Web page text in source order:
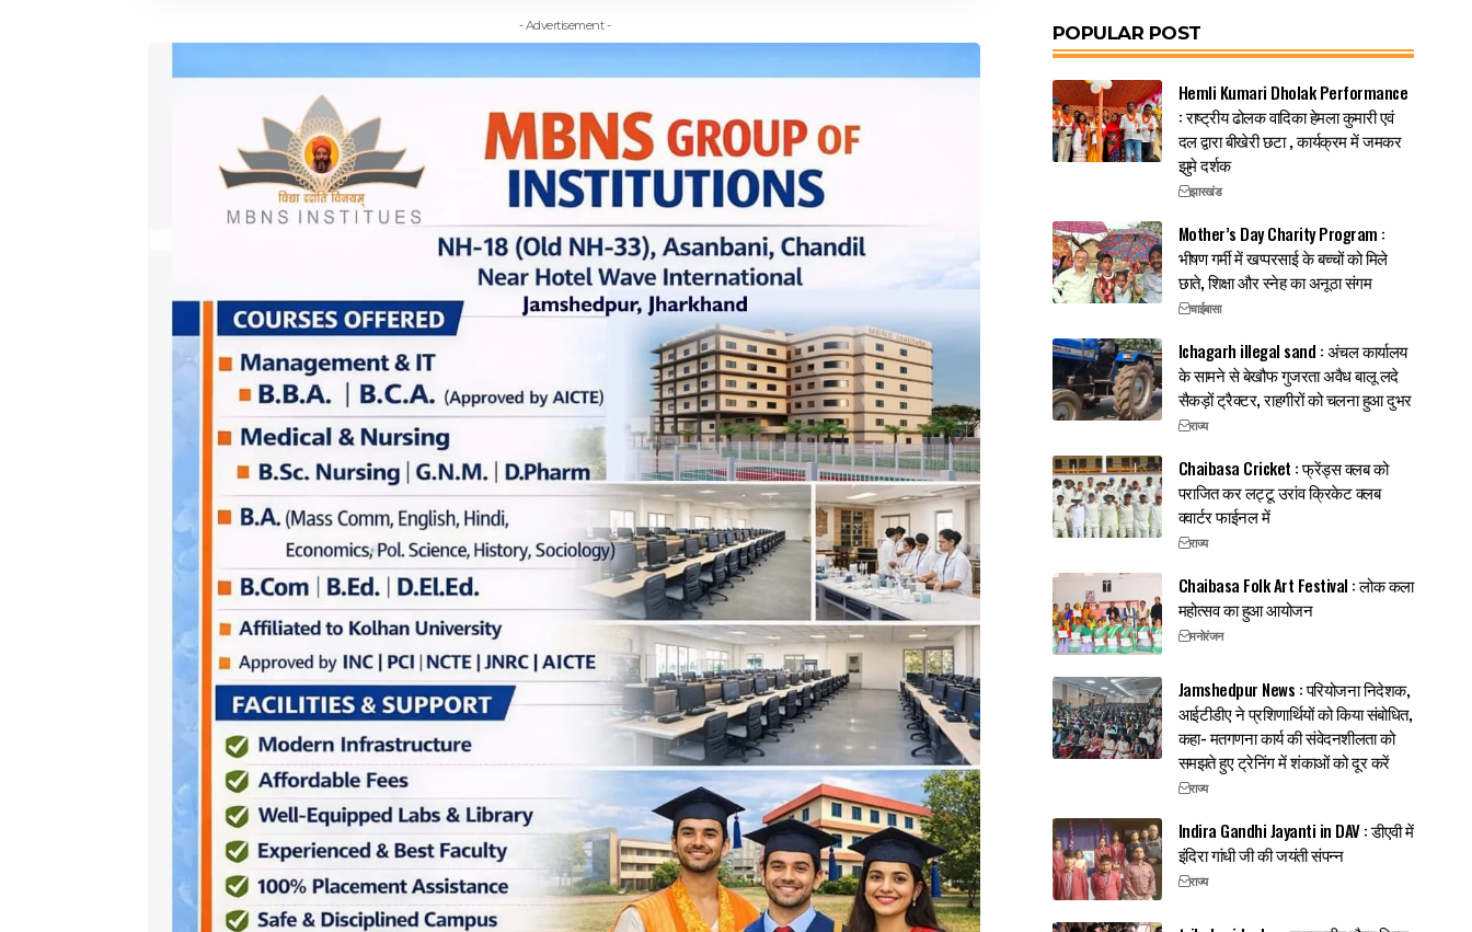
- Advertisement - POPULAR POST
Hemli Kumari Dholak Performance
: राष्ट्रीय ढोलक वादिका हेमला कुमारी एवं
दल द्वारा बीखेरी छटा , कार्यक्रम में जमकर
झुमे दर्शक
झारखंड
Mother’s Day Charity Program :
भीषण गर्मी में खप्परसाई के बच्चों को मिले
छाते, शिक्षा और स्नेह का अनूठा संगम
चाईबासा
Ichagarh illegal sand : अंचल कार्यालय
के सामने से बेखौफ गुजरता अवैध बालू लदे
सैकड़ों ट्रैक्टर, राहगीरों को चलना हुआ दुभर
राज्य
Chaibasa Cricket : फ्रेंड्स क्लब को
पराजित कर लट्टू उरांव क्रिकेट क्लब
क्वार्टर फाईनल में
राज्य
Chaibasa Folk Art Festival : लोक कला
महोत्सव का हुआ आयोजन
मनोरंजन
Jamshedpur News : परियोजना निदेशक,
आईटीडीए ने प्रशिणार्थियों को किया संबोधित,
कहा- मतगणना कार्य की संवेदनशीलता को
समझते हुए ट्रेनिंग में शंकाओं को दूर करें
राज्य
Indira Gandhi Jayanti in DAV : डीएवी में
इंदिरा गांधी जी की जयंती संपन्न
राज्य